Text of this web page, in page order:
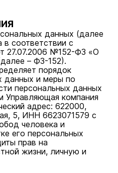
данных (далее
в соответствии с
27.07.2006 №152-ФЗ «О
– ФЗ-152).
порядок
данных и меры по
персональных данных
Управляющая компания
адрес: 622000,
5, ИНН 6623071579 с
человека и
его персональных
прав на
жизни, личную и